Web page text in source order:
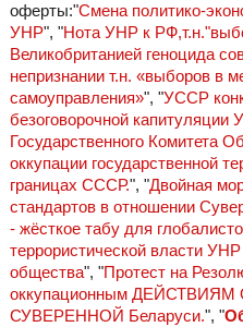
оферты:"Смена политико-
УНР", "Нота УНР к
Великобританией геноцида
непризнании т.н. «выборов в
самоуправления»", "УССР
безоговорочной капитуляции
Государственного Комитета
оккупации государственной
границах СССР.", "Двойная
стандартов в отношении
- жёсткое табу для
террористической власти УНР
общества", "Протест на
оккупационным ДЕЙСТВИЯМ
СУВЕРЕННОЙ Беларуси.", "